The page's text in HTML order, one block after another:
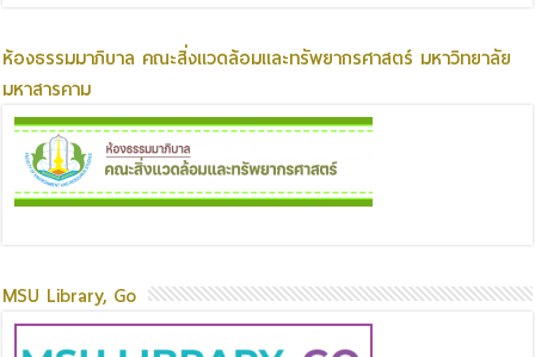
ห้องธรรมมาภิบาล คณะสิ่งแวดล้อมและทรัพยากรศาสตร์ มหาวิทยาลัย
มหาสารคาม
MSU Library, Go